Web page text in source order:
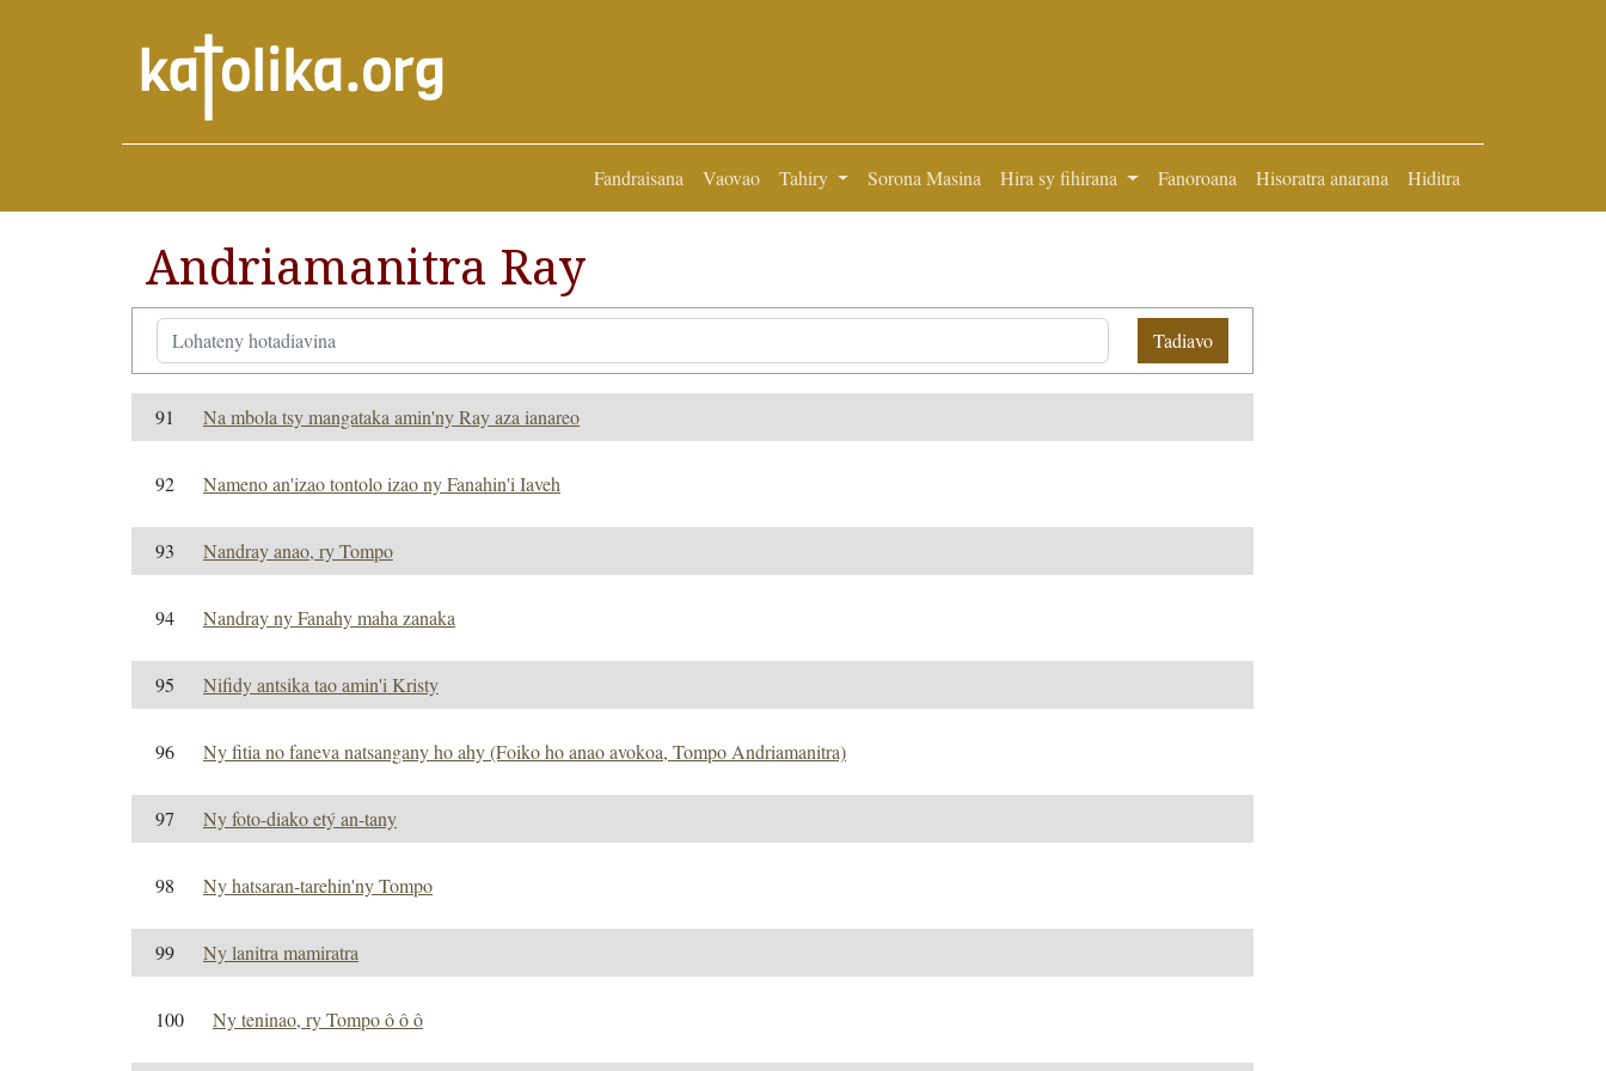
Fandraisana Vaovao Tahiry Sorona Masina Hira sy fihirana Fanoroana Hisoratra anarana Hiditra
Andriamanitra Ray
Tadiavo
91 Na mbola tsy mangataka amin'ny Ray aza ianareo
92 Nameno an'izao tontolo izao ny Fanahin'i Iaveh
93 Nandray anao, ry Tompo
94 Nandray ny Fanahy maha zanaka
95 Nifidy antsika tao amin'i Kristy
96 Ny fitia no faneva natsangany ho ahy (Foiko ho anao avokoa, Tompo Andriamanitra)
97 Ny foto-diako etý an-tany
98 Ny hatsaran-tarehin'ny Tompo
99 Ny lanitra mamiratra
100 Ny teninao, ry Tompo ô ô ô